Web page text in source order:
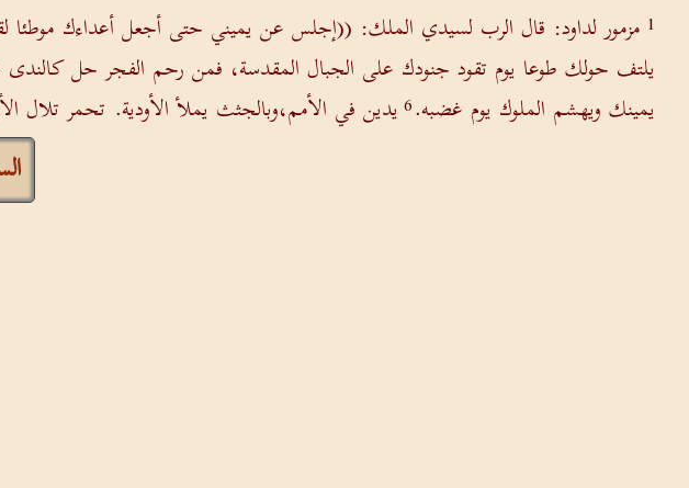
1 مزمور لداود: قال الرب لسيدي الملك: ((إجلس عن يميني حتى أجعل أعداءك موطئا
يلتف حولك طوعا يوم تقود جنودك على الجبال المقدسة، فمن رحم الفجر حل
يمينك ويهشم الملوك يوم غضبه.6يدين في الأمم،وبالجثث يملأ الأودية. تحمر تلال